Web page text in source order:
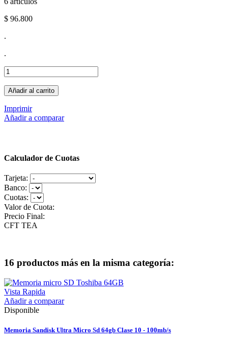
$ 96.800
.
.
Añadir al carrito
Imprimir
Añadir a comparar
Calculador de Cuotas
Tarjeta:
Banco:
Cuotas:
Valor de Cuota:
Precio Final:
CFT TEA
16 productos más en la misma categoría:
Vista Rapida
Añadir a comparar
Disponible
Memoria Sandisk Ultra Micro Sd 64gb Clase 10 - 100mb/s